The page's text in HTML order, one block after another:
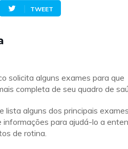
TWEET
solicita alguns exames para que
completa de seu quadro de
lista alguns dos principais
informações para ajudá-lo a
de rotina.